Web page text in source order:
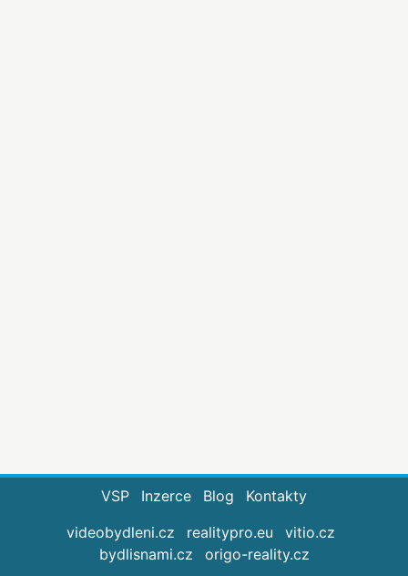
VSP Inzerce Blog
Kontakty
videobydleni.cz
realitypro.eu
vitio.cz
bydlisnami.cz
origo-reality.cz